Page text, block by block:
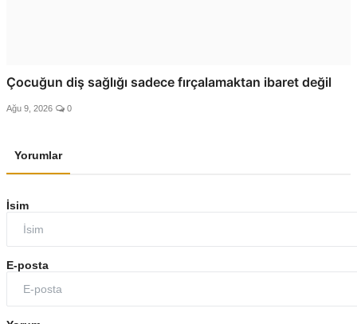
Çocuğun diş sağlığı sadece fırçalamaktan ibaret değil
Ağu 9, 2026 0
Yorumlar
İsim
E-posta